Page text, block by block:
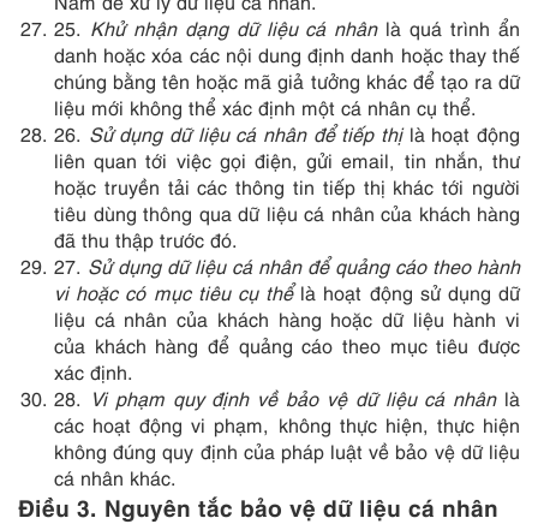
25. Khử nhận dạng dữ liệu cá nhânlà quá trình ẩn
danh hoặc xóa các nội dung định danh hoặc thay thế
chúng bằng tên hoặc mã giả tưởng khác để tạo ra dữ
liệu mới không thể xác định một cá nhân cụ thể.
26. Sử dụng dữ liệu cá nhân để tiếp thịlà hoạt động
liên quan tới việc gọi điện, gửi email, tin nhắn, thư
hoặc truyền tải các thông tin tiếp thị khác tới người
tiêu dùng thông qua dữ liệu cá nhân của khách hàng
đã thu thập trước đó.
27. Sử dụng dữ liệu cá nhân để quảng cáo theo hành
vi hoặc có mục tiêu cụ thểlà hoạt động sử dụng dữ
liệu cá nhân của khách hàng hoặc dữ liệu hành vi
của khách hàng để quảng cáo theo mục tiêu được
xác định.
28. Vi phạm quy định về bảo vệ dữ liệu cá nhânlà
các hoạt động vi phạm, không thực hiện, thực hiện
không đúng quy định của pháp luật về bảo vệ dữ liệu
cá nhân khác.
Điều 3. Nguyên tắc bảo vệ dữ liệu cá nhân